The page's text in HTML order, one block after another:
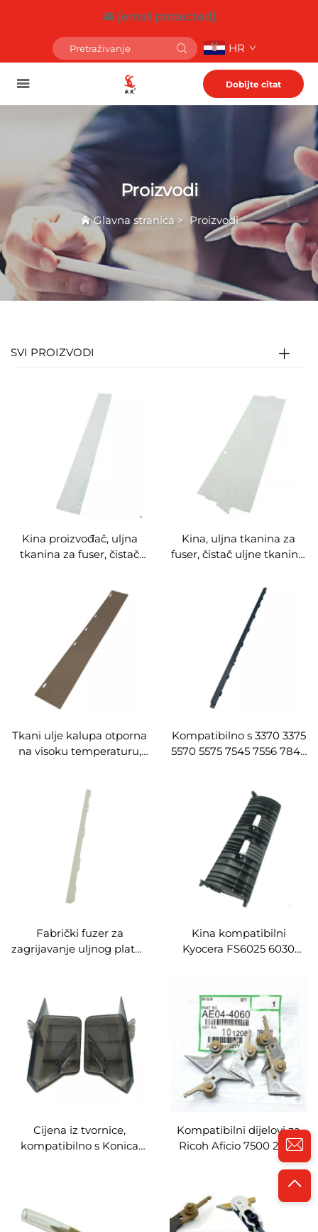
[email protected]
HR
Dobijte citat
Proizvodi
Glavna stranica> Proizvodi
SVI PROIZVODI
Kina proizvođač, uljna
tkanina za fuser, čistač
V2100 V3100, dio za stroj,
uljna grijana tkanina
Kina, uljna tkanina za
fuser, čistač uljne tkanine,
J75700 242 252 6680, dio
za stroj, uljna grijana
tkanina
Tkani ulje kalupa otporna
na visoku temperaturu,
3065 rezervni dijelovi za
fotokopir mašinu,
pamučno ulje kalupa
Kompatibilno s 3370 3375
5570 5575 7545 7556 7845
generacije, ulje kalupa,
traka za pritisak
Fabrički fuzer za
zagrijavanje uljnog platna
5570 7545, rezervni
dijelovi za fotokopir
mašinu, fuzer za
zagrijavanje uljnog platna
Kina kompatibilni
Kyocera FS6025 6030
mašinu, bočna vrata
duplexer ploča vodiča
izlaznog papira
Cijena iz tvornice,
kompatibilno s Konica
fotokopir mašinu, mjerna
ljestvica vodiča podizanja
Kompatibilni dijelovi za
Ricoh Aficio 7500 2075
6001 7001 8000 7502
8001 Fuser fiksacijska
traka Pokazivač
razdvajajući prst Kvačilo
za odvajanje